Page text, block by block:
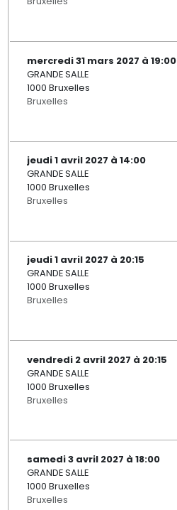
mercredi 31 mars 2027 à 19:00
GRANDE SALLE
1000 Bruxelles
Bruxelles
jeudi 1 avril 2027 à 14:00
GRANDE SALLE
1000 Bruxelles
Bruxelles
jeudi 1 avril 2027 à 20:15
GRANDE SALLE
1000 Bruxelles
Bruxelles
vendredi 2 avril 2027 à 20:15
GRANDE SALLE
1000 Bruxelles
Bruxelles
samedi 3 avril 2027 à 18:00
GRANDE SALLE
1000 Bruxelles
Bruxelles